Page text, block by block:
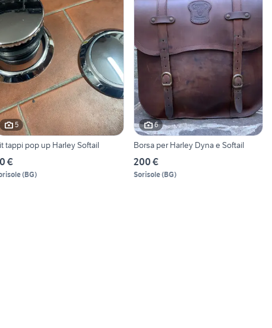
5
tappi pop up Harley Softail
€
(BG)
6
Borsa per Harley Dyna e Softail
200 €
Sorisole(BG)